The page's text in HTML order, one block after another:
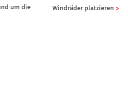
um die
Windräder platzieren